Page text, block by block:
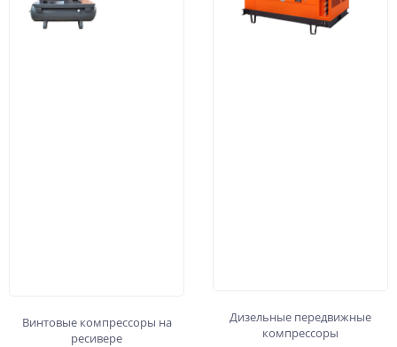
Винтовые компрессоры на
ресивере
Дизельные передвижные
компрессоры